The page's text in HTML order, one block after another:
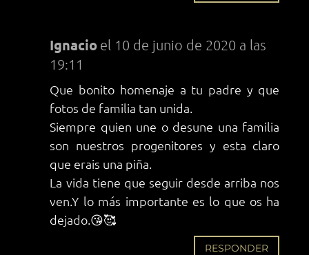
Ignacio el 10 de junio de 2020 a las
19:11
Que bonito homenaje a tu padre y que
fotos de familia tan unida.
Siempre quien une o desune una familia
son nuestros progenitores y esta claro
que erais una piña.
La vida tiene que seguir desde arriba nos
ven.Y lo más importante es lo que os ha
dejado.😘🥰
RESPONDER